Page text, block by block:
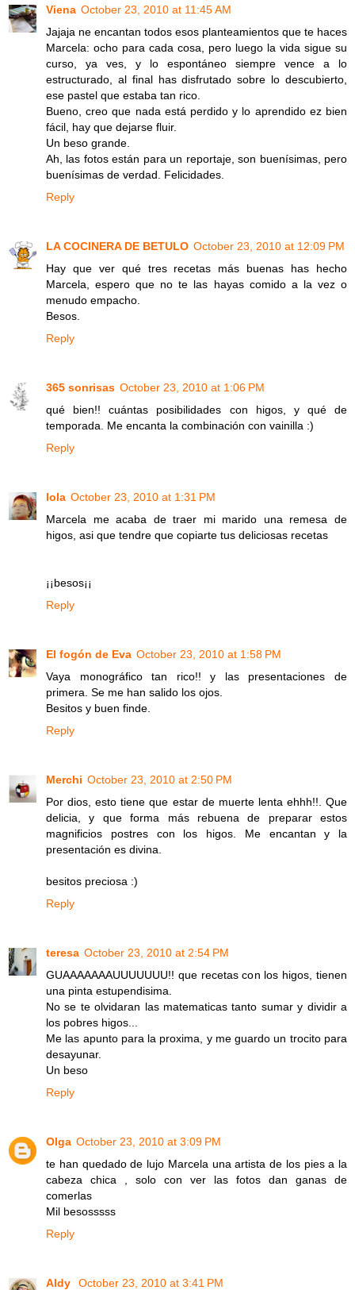
Viena October 23, 2010 at 11:45 AM
Jajaja ne encantan todos esos planteamientos que te haces
Marcela: ocho para cada cosa, pero luego la vida sigue su
curso, ya ves, y lo espontáneo siempre vence a lo
estructurado, al final has disfrutado sobre lo descubierto,
ese pastel que estaba tan rico.
Bueno, creo que nada está perdido y lo aprendido ez bien
fácil, hay que dejarse fluir.
Un beso grande.
Ah, las fotos están para un reportaje, son buenísimas, pero
buenísimas de verdad. Felicidades.
Reply
LA COCINERA DE BETULO October 23, 2010 at 12:09 PM
Hay que ver qué tres recetas más buenas has hecho
Marcela, espero que no te las hayas comido a la vez o
menudo empacho.
Besos.
Reply
365 sonrisas October 23, 2010 at 1:06 PM
qué bien!! cuántas posibilidades con higos, y qué de
temporada. Me encanta la combinación con vainilla :)
Reply
lola October 23, 2010 at 1:31 PM
Marcela me acaba de traer mi marido una remesa de
higos, asi que tendre que copiarte tus deliciosas recetas
¡¡besos¡¡
Reply
El fogón de Eva October 23, 2010 at 1:58 PM
Vaya monográfico tan rico!! y las presentaciones de
primera. Se me han salido los ojos.
Besitos y buen finde.
Reply
Merchi October 23, 2010 at 2:50 PM
Por dios, esto tiene que estar de muerte lenta ehhh!!. Que
delicia, y que forma más rebuena de preparar estos
magnificios postres con los higos. Me encantan y la
presentación es divina.
besitos preciosa :)
Reply
teresa October 23, 2010 at 2:54 PM
GUAAAAAAAUUUUUUU!! que recetas con los higos, tienen
una pinta estupendisima.
No se te olvidaran las matematicas tanto sumar y dividir a
los pobres higos...
Me las apunto para la proxima, y me guardo un trocito para
desayunar.
Un beso
Reply
Olga October 23, 2010 at 3:09 PM
te han quedado de lujo Marcela una artista de los pies a la
cabeza chica , solo con ver las fotos dan ganas de
comerlas
Mil besosssss
Reply
Aldy
October 23, 2010 at 3:41 PM